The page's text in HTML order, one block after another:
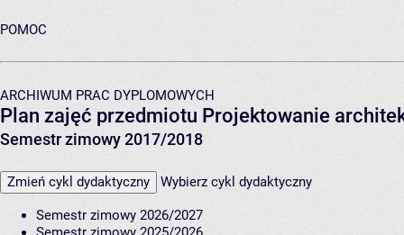
POMOC
ARCHIWUM PRAC DYPLOMOWYCH
Plan zajęć przedmiotu Projektowanie
Semestr zimowy 2017/2018
Zmień cykl dydaktyczny Wybierz cykl dydaktyczny
Semestr zimowy 2026/2027